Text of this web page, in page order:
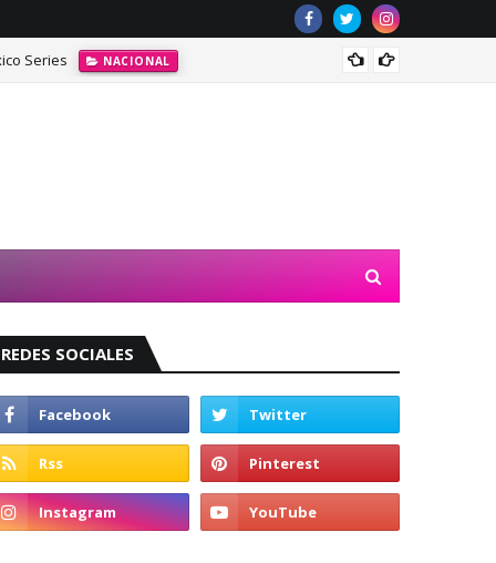
Series NACIONAL
REDES SOCIALES